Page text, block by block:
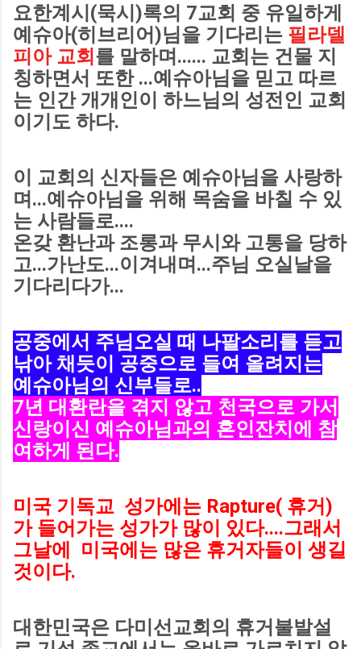
요한계시(묵시)록의 7교회 중 유일하게
예슈아(히브리어)님을 기다리는 필라델
피아 교회 를 말하며...... 교회는 건물 지
칭하면서 또한 ...예슈아님을 믿고 따르
는 인간 개개인이 하느님의 성전인 교회
이기도 하다.
이 교회의 신자들은 예슈아님을 사랑하
며...예슈아님을 위해 목숨을 바칠 수 있
는 사람들로....
온갖 환난과 조롱과 무시와 고통을 당하
고...가난도...이겨내며...주님 오실날을
기다리다가...
공중에서 주님오실 때 나팔소리를 듣고
낚아 채듯이 공중으로 들여 올려지는
예슈아님의 신부들로..
7년 대환란을 겪지 않고 천국으로 가서
신랑이신 예슈아님과의 혼인잔치에 참
여하게 된다.
미국 기독교 성가에는 Rapture( 휴거)
가 들어가는 성가가 많이 있다....그래서
그날에 미국에는 많은 휴거자들이 생길
것이다.
대한민국은 다미선교회의 휴거불발설